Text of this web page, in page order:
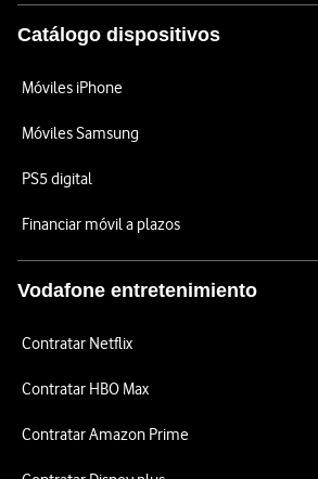
Catálogo dispositivos
Móviles iPhone
Móviles Samsung
PS5 digital
Financiar móvil a plazos
Vodafone entretenimiento
Contratar Netflix
Contratar HBO Max
Contratar Amazon Prime